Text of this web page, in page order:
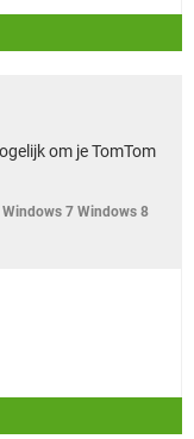
om je TomTom
7 Windows 8